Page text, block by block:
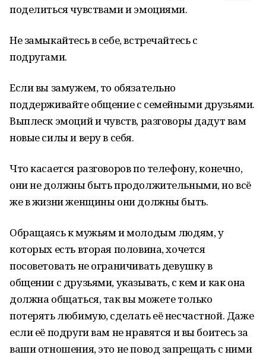
поделиться чувствами и эмоциями.
Не замыкайтесь в себе, встречайтесь с
подругами.
Если вы замужем, то обязательно
поддерживайте общение с семейными друзьями.
Выплеск эмоций и чувств, разговоры дадут вам
новые силы и веру в себя.
Что касается разговоров по телефону, конечно,
они не должны быть продолжительными, но всё
же в жизни женщины они должны быть.
Обращаясь к мужьям и молодым людям, у
которых есть вторая половина, хочется
посоветовать не ограничивать девушку в
общении с друзьями, указывать, с кем и как она
должна общаться, так вы можете только
потерять любимую, сделать её несчастной. Даже
если её подруги вам не нравятся и вы боитесь за
ваши отношения, это не повод запрещать с ними